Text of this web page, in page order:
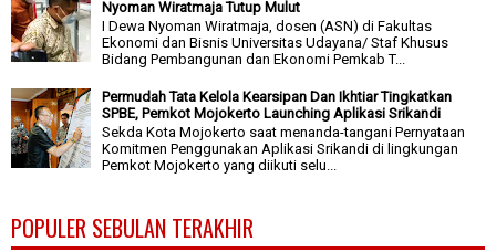
Nyoman Wiratmaja Tutup Mulut
I Dewa Nyoman Wiratmaja, dosen (ASN) di Fakultas
Ekonomi dan Bisnis Universitas Udayana/ Staf Khusus
Bidang Pembangunan dan Ekonomi Pemkab T...
Permudah Tata Kelola Kearsipan Dan Ikhtiar Tingkatkan
SPBE, Pemkot Mojokerto Launching Aplikasi Srikandi
Sekda Kota Mojokerto saat menanda-tangani Pernyataan
Komitmen Penggunakan Aplikasi Srikandi di lingkungan
Pemkot Mojokerto yang diikuti selu...
POPULER SEBULAN TERAKHIR